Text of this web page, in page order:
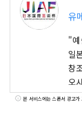
유
"예
일
창
오
됩
본 서비스에는 스폰서 광고가